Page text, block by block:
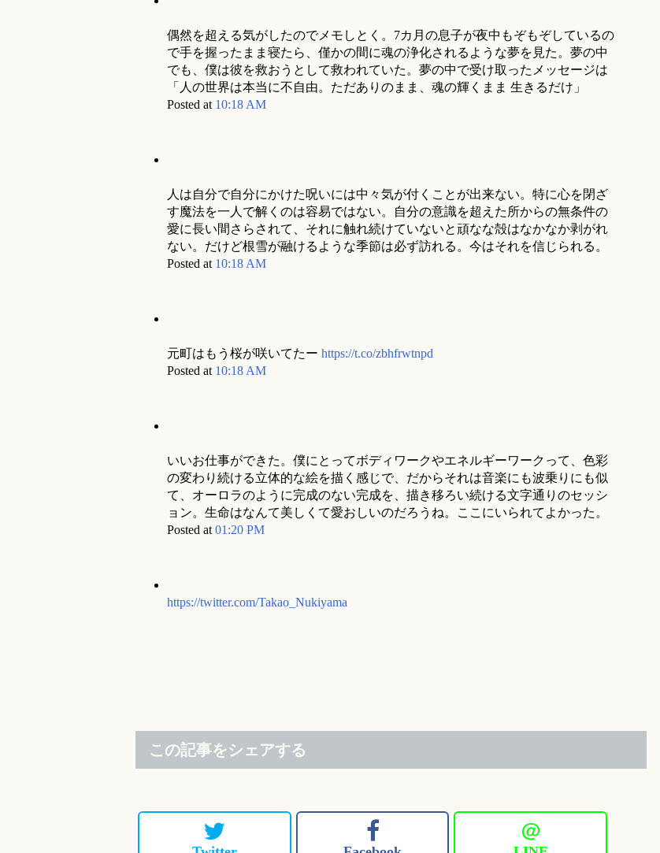
偶然を超える気がしたのでメモしとく。7カ月の息子が夜中もぞもぞしているの
で手を握ったまま寝たら、僅かの間に魂の浄化されるような夢を見た。夢の中
でも、僕は彼を救おうとして救われていた。夢の中で受け取ったメッセージは
「人の世界は本当に不自由。ただありのまま、魂の輝くまま 生きるだけ」
Posted at 10:18 AM
人は自分で自分にかけた呪いには中々気が付くことが出来ない。特に心を閉ざ
す魔法を一人で解くのは容易ではない。自分の意識を超えた所からの無条件の
愛に長い間さらされて、それに触れ続けていないと頑なな殻はなかなか剥がれ
ない。だけど根雪が融けるような季節は必ず訪れる。今はそれを信じられる。
Posted at 10:18 AM
元町はもう桜が咲いてたー https://t.co/zbhfrwtnpd
Posted at 10:18 AM
いいお仕事ができた。僕にとってボディワークやエネルギーワークって、色彩
の変わり続ける立体的な絵を描く感じで、だからそれは音楽にも波乗りにも似
て、オーロラのように完成のない完成を、描き移ろい続ける文字通りのセッシ
ョン。生命はなんて美しくて愛おしいのだろうね。ここにいられてよかった。
Posted at 01:20 PM
https://twitter.com/Takao_Nukiyama
この記事をシェアする
＠